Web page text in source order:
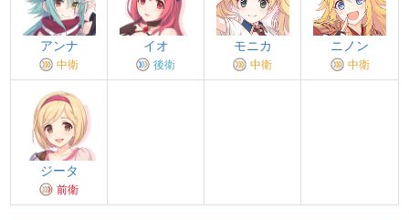
アンナ
中衛
イオ
後衛
モニカ
中衛
ニノン
中衛
ジータ
前衛